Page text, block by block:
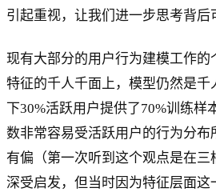
引起重视，让我们进一步思考背后
现有大部分的用户行为建模工作的
特征的千人千面上，模型仍然是千
下30%活跃用户提供了70%训练
数非常容易受活跃用户的行为分
有偏（第一次听到这个观点是在三
深受启发，但当时因为特征层面这